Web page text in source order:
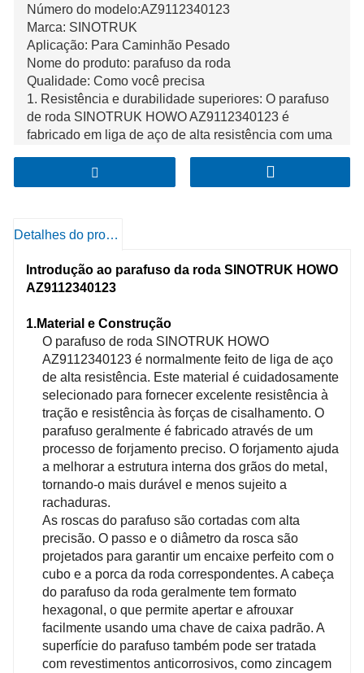
Número do modelo:AZ9112340123
Marca: SINOTRUK
Aplicação: Para Caminhão Pesado
Nome do produto: parafuso da roda
Qualidade: Como você precisa
1. Resistência e durabilidade superiores: O parafuso
de roda SINOTRUK HOWO AZ9112340123 é
fabricado em liga de aço de alta resistência com uma
excelente resistência a cargas pesadas e tensões
mecânicas, garantindo uma longa vida útil e um
cortadas com precisão e um design de cabeça
cubo da roda e a porca. O ajuste preciso não só
facilita a instalação e remoção, mas também garante
3.Proteção eficaz contra corrosão: Com revestimentos
anticorrosivos como zincagem ou tinta especializada
à prova de ferrugem, o parafuso da roda está bem
protegido contra fatores ambientais. Isto reduz
significativamente o risco de ferrugem e corrosão,
mantendo a sua funcionalidade e aparência durante
um período prolongado.
Detalhes do produto
Introdução ao parafuso da roda SINOTRUK HOWO
AZ9112340123
1.Material e Construção
O parafuso de roda SINOTRUK HOWO
AZ9112340123 é normalmente feito de liga de aço
de alta resistência. Este material é cuidadosamente
selecionado para fornecer excelente resistência à
tração e resistência às forças de cisalhamento. O
parafuso geralmente é fabricado através de um
processo de forjamento preciso. O forjamento ajuda
a melhorar a estrutura interna dos grãos do metal,
tornando-o mais durável e menos sujeito a
rachaduras.
As roscas do parafuso são cortadas com alta
precisão. O passo e o diâmetro da rosca são
projetados para garantir um encaixe perfeito com o
cubo e a porca da roda correspondentes. A cabeça
do parafuso da roda geralmente tem formato
hexagonal, o que permite apertar e afrouxar
facilmente usando uma chave de caixa padrão. A
superfície do parafuso também pode ser tratada
com revestimentos anticorrosivos, como zincagem